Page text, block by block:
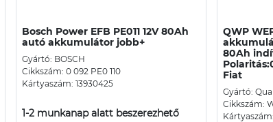
Bosch Power EFB PE011 12V 80Ah
autó akkumulátor jobb+
Gyártó: BOSCH
Cikkszám: 0 092 PE0 110
Kártyaszám: 13930425
1-2 munkanap alatt beszerezhető
QWP
80Ah
Fiat
Gyártó:
Cikkszám: